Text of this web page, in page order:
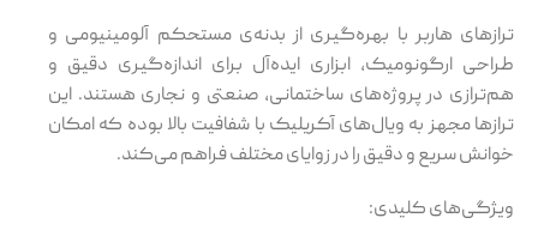
ترازهای هاربر با بهره‌گیری از بدنه‌ی مستحکم آلومینیومی و
طراحی ارگونومیک، ابزاری ایده‌آل برای اندازه‌گیری دقیق و
هم‌ترازی در پروژه‌های ساختمانی، صنعتی و نجاری هستند. این
ترازها مجهز به ویال‌های آکریلیک با شفافیت بالا بوده که امکان
خوانش سریع و دقیق را در زوایای مختلف فراهم می‌کند.
ویژگی‌های کلیدی: